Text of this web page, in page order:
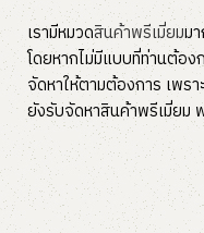
เรามีหมวดสินค้าพรีเมี่ยมม
โดยหากไม่มีแบบที่ท่านต้อง
จัดหาให้ตามต้องการ เพร
ยังรับจัดหาสินค้าพรีเมี่ยม